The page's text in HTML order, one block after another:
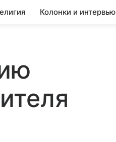
Колонки и интервью